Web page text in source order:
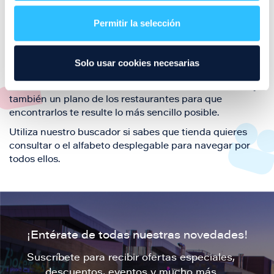
Permitir la selección
Solo usar cookies necesarias
también de nuestra oferta de ocio y shopping durante
tu visita.
El este directorio de restaurantes de Puerto Venecia
también un plano de los restaurantes para que
encontrarlos te resulte lo más sencillo posible.
Utiliza nuestro buscador si sabes que tienda quieres
consultar o el alfabeto desplegable para navegar por
todos ellos.
¡Entérate de todas nuestras novedades!
Suscríbete para recibir ofertas especiales,